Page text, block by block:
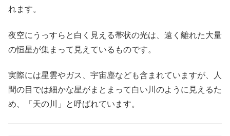
れます。
夜空にうっすらと白く見える帯状の光は、遠く離れた大量
の恒星が集まって見えているものです。
実際には星雲やガス、宇宙塵なども含まれていますが、人
間の目では細かな星がまとまって白い川のように見えるた
め、「天の川」と呼ばれています。